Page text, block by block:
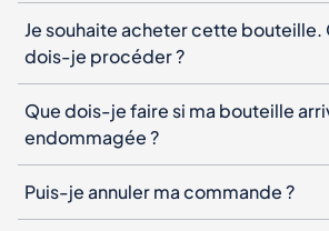
Je souhaite acheter cette bouteille.
dois-je procéder ?
Que dois-je faire si ma bouteille
endommagée ?
Puis-je annuler ma commande ?